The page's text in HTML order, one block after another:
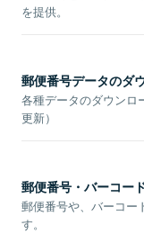
を提供。
郵便番号データのダ
各種データのダウンロ
更新）
郵便番号・バーコー
郵便番号や、バーコー
す。